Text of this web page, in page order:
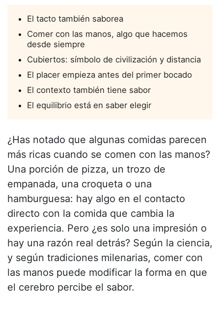
El tacto también saborea
Comer con las manos, algo que hacemos
desde siempre
Cubiertos: símbolo de civilización y distancia
El placer empieza antes del primer bocado
El contexto también tiene sabor
El equilibrio está en saber elegir
¿Has notado que algunas comidas parecen
más ricas cuando se comen con las manos?
Una porción de pizza, un trozo de
empanada, una croqueta o una
hamburguesa: hay algo en el contacto
directo con la comida que cambia la
experiencia. Pero ¿es solo una impresión o
hay una razón real detrás? Según la ciencia,
y según tradiciones milenarias, comer con
las manos puede modificar la forma en que
el cerebro percibe el sabor.